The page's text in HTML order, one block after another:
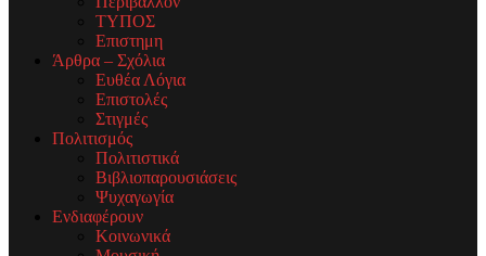
ΤΥΠΟΣ
Επιστημη
Άρθρα – Σχόλια
Ευθέα Λόγια
Επιστολές
Στιγμές
Πολιτισμός
Πολιτιστικά
Βιβλιοπαρουσιάσεις
Ψυχαγωγία
Ενδιαφέρουν
Κοινωνικά